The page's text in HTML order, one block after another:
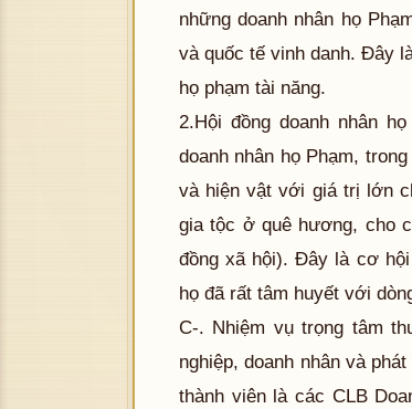
những doanh nhân họ
và quốc tế vinh danh. Đây
họ phạm tài năng.
2.Hội đồng doanh nhân
doanh nhân họ Phạm,
và hiện vật với giá trị lớn
gia tộc ở quê hương, cho
đồng xã hội). Đây là cơ
họ đã rất tâm huyết với
C-. Nhiệm vụ trọng tâm
nghiệp, doanh nhân và
thành viên là các CLB